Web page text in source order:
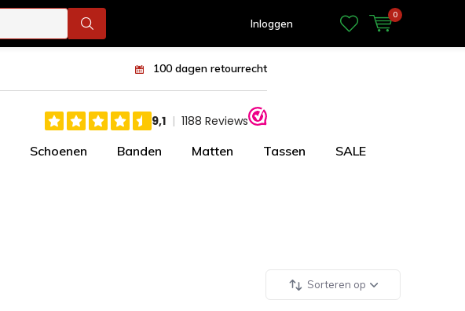
Inloggen
0
100 dagen retourrecht
Schoenen Banden Matten Tassen SALE
Sorteren op